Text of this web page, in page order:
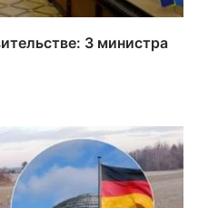
3 министра